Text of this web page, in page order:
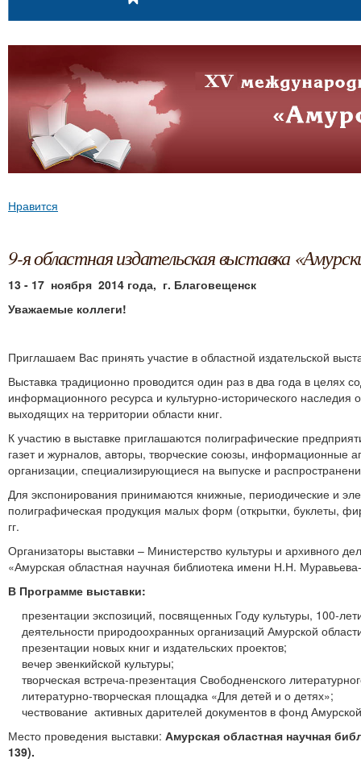
Нравится
9-я областная издательская выставка
13 - 17 ноября 2014 года, г. Благовещенск
Уважаемые коллеги!
Приглашаем Вас принять участие в областной издательской
Выставка традиционно проводится один раз в два года в целях
информационного ресурса и культурно-исторического
выходящих на территории области книг.
К участию в выставке приглашаются полиграфические
газет и журналов, авторы, творческие союзы, информационные
организации, специализирующиеся на выпуске и
Для экспонирования принимаются книжные, периодические и
полиграфическая продукция малых форм (открытки, буклеты,
гг.
Организаторы выставки – Министерство культуры и архивного
«Амурская областная научная библиотека имени Н.Н.
В Программе выставки:
презентации экспозиций, посвященных Году культуры, 100-
деятельности природоохранных организаций Амурской
презентации новых книг и издательских проектов;
вечер эвенкийской культуры;
творческая встреча-презентация Свободненского
литературно-творческая площадка «Для детей и о детях»;
чествование активных дарителей документов в фонд
Место проведения выставки: Амурская областная научная
139).